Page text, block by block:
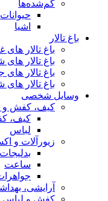
گم‌شده‌ها
حیوانات
اشیا
باغ تالار
باغ تالار
باغ تالار
باغ تالار های
باغ تالار
وسایل شخصی
کیف، کفش و
کیف،
لباس
زیورآلات و
بدلیجات
ساعت
آرایشی،